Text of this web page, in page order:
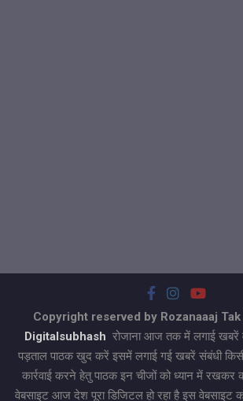
Copyright reserved by Rozanaaaj
Digitalsubhash रोजाना आज तक में लगाई खबरें
पड़ताल पाठक खुद करें इसमें लगाई गई खबरें संबंधी
कार्रवाई करने हेतु पाठक इन चीजों को ध्यान में रखकर
वेबसाइट आज देश पूरा डिजिटल हो रहा है इस